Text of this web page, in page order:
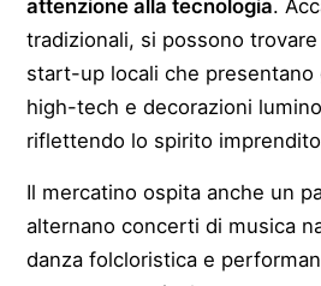
attenzione alla tecnologia.
tradizionali, si possono
start-up locali che presentano
high-tech e decorazioni
riflettendo lo spirito
Il mercatino ospita anche un
alternano concerti di musica
danza folcloristica e